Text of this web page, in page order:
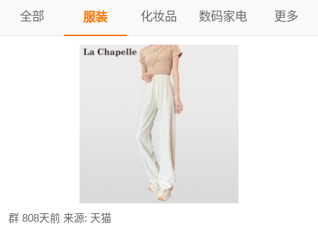
全部 服装 化妆品 数码家电 更多
群 808天前来源: 天猫